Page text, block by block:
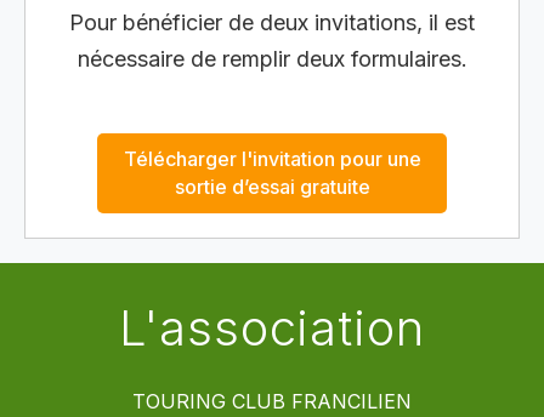
Pour bénéficier de deux invitations, il est
nécessaire de remplir deux formulaires.
Télécharger l'invitation pour une
sortie d’essai gratuite
L'association
TOURING CLUB FRANCILIEN